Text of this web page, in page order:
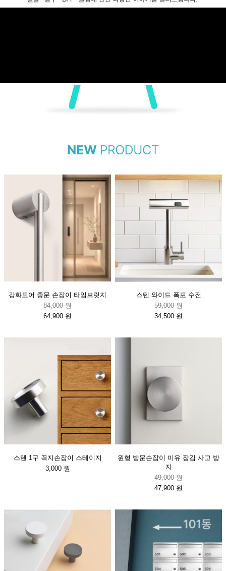
강화도어 중문 손잡이 타임브릿지
84,000 원
64,900 원
스텐 와이드 폭포 수전
59,000 원
34,500 원
스텐 1구 꼭지손잡이 스테이지
3,000 원
원형 방문손잡이 미유 잠김 사고 방
지
49,000 원
47,900 원